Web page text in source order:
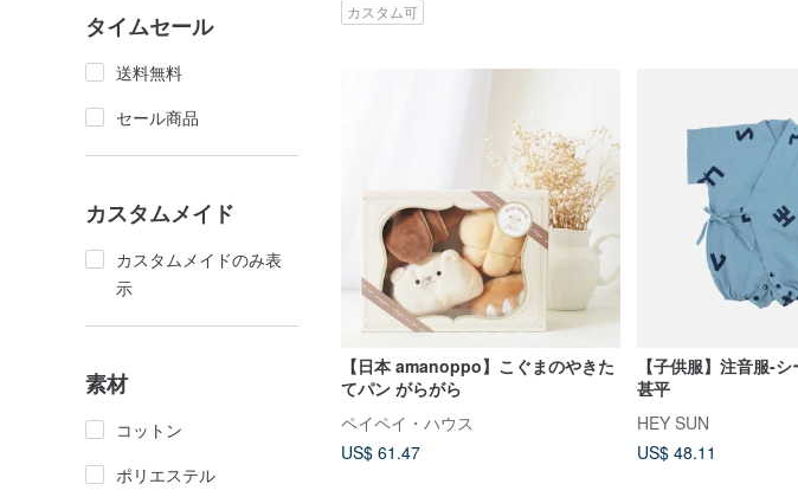
タイムセール
送料無料
セール商品
カスタムメイド
カスタムメイドのみ表
示
素材
コットン
ポリエステル
カスタム可
【日本 amanoppo】こぐまのやきた
てパン がらがら
ペイペイ・ハウス
US$ 61.47
【子供服】注音服-
甚平
HEY SUN
US$ 48.11